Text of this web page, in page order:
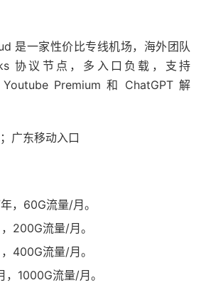
是一家性价比专线机场，海外团队
协议节点，多入口负载，支持
Premium 和 ChatGPT 解
广东移动入口
，60G流量/月。
200G流量/月。
400G流量/月。
1000G流量/月。